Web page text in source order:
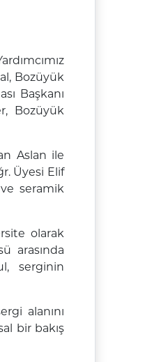
Bozüyük
Başkanı
Bozüyük
Aslan ile
Üyesi Elif
seramik
olarak
arasında
serginin
alanını
bir bakış